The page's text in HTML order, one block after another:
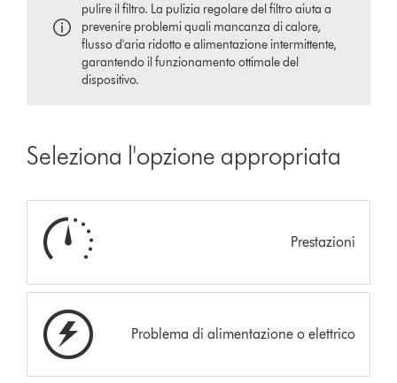
pulire il filtro. La pulizia regolare del filtro aiuta a
prevenire problemi quali mancanza di calore,
flusso d'aria ridotto e alimentazione intermittente,
garantendo il funzionamento ottimale del
dispositivo.
Seleziona l'opzione appropriata
Prestazioni
Problema di alimentazione o elettrico